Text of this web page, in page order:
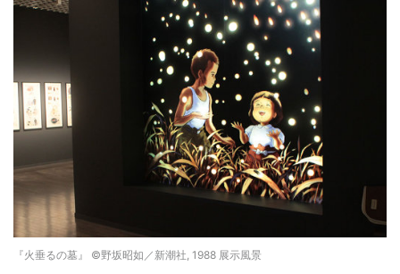
『火垂るの墓』 ©野坂昭如／新潮社, 1988 展示風景